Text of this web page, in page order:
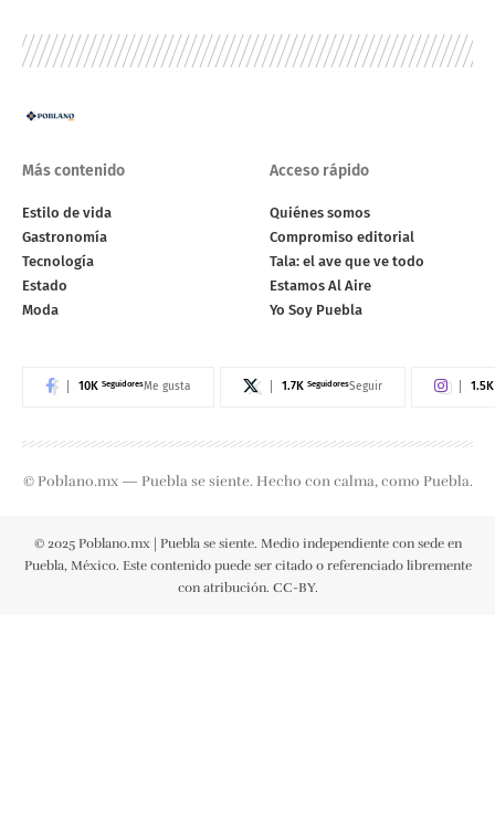
Más contenido
Estilo de vida
Gastronomía
Tecnología
Estado
Moda
Acceso rápido
Quiénes somos
Compromiso editorial
Tala: el ave que ve todo
Estamos Al Aire
Yo Soy Puebla
10K SeguidoresMe gusta 1.7K SeguidoresSeguir 1.5K
© Poblano.mx — Puebla se siente. Hecho con calma, como Puebla.
© 2025 Poblano.mx | Puebla se siente. Medio independiente con sede en
Puebla, México. Este contenido puede ser citado o referenciado libremente
con atribución. CC-BY.